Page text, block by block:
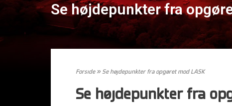
Se højdepunkter fra
Forside» Se højdepunkter fra opgøret mod LASK
Se højdepunkter fra